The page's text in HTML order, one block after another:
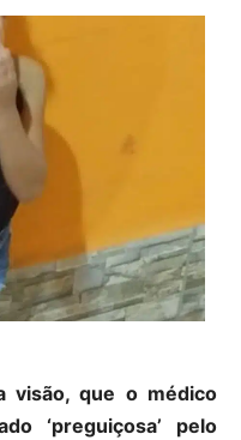
visão, que o médico
‘preguiçosa’ pelo